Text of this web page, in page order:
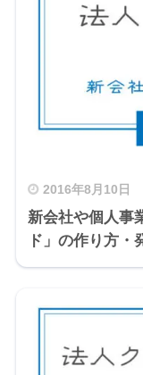
2016年8月10日
新会社や個人事
ド」の作り方・